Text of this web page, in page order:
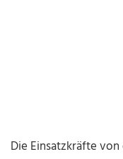
Die Einsatzkräfte